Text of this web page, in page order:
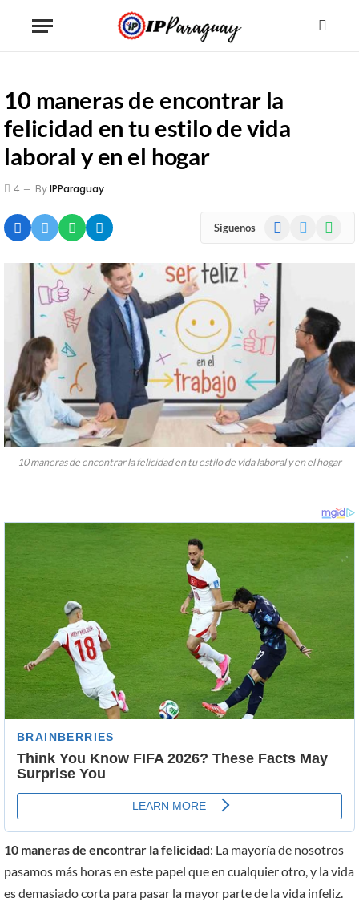
10 maneras de encontrar la
felicidad en tu estilo de vida
laboral y en el hogar
4 ByIPParaguay
Siguenos Facebook
10 maneras de encontrar la felicidad en tu estilo de vida laboral y en el hogar
10 maneras de encontrar la felicidad: La mayoría de nosotros
pasamos más horas en este papel que en cualquier otro, y la vida
es demasiado corta para pasar la mayor parte de la vida infeliz.